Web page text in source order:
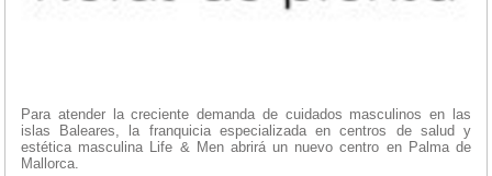
Para atender la creciente demanda de cuidados masculinos en las
islas Baleares, la franquicia especializada en centros de salud y
estética masculina Life & Men abrirá un nuevo centro en Palma de
Mallorca.